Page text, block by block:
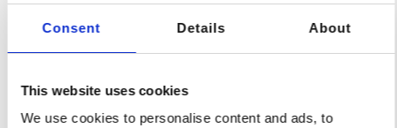
Consent Details About
This website uses cookies
We use cookies to personalise content and ads, to
Präzisionstoleranz:
Protolis prüft Ihre 2D-Konstruktion und gibt
Ihnen konkrete Empfehlungen